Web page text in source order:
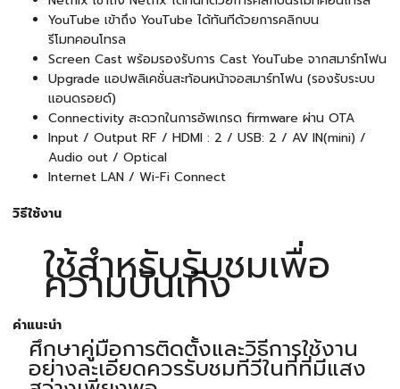
YouTube เข้าถึง YouTube ได้ทันทีด้วยการคลิกบน
รีโมทคอนโทรล
Screen Cast พร้อมรองรับการ Cast YouTube จากสมาร์ทโฟน
Upgrade แอปพลิเคชั่นสะท้อนหน้าจอสมาร์ทโฟน (รองรับระบบ
แอนดรอยด์)
Connectivity สะดวกในการอัพเกรด firmware ผ่าน OTA
Input / Output RF / HDMI : 2 / USB: 2 / AV IN(mini) /
Audio out / Optical
Internet LAN / Wi-Fi Connect
วิธีใช้งาน
ใช้สำหรับรับชมเพื่อ
ความบันเทิง
คำแนะนำ
ศึกษาคู่มือการติดตั้งและวิธีการใช้งาน
อย่างละเอียดควรรับชมทีวีในที่ที่มีแสง